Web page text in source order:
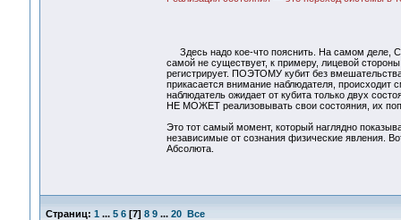
Здесь надо кое-что пояснить. На самом деле,
самой не существует, к примеру, лицевой
регистрирует. ПОЭТОМУ кубит без
прикасается внимание наблюдателя, происходит
наблюдатель ожидает от кубита только двух
НЕ МОЖЕТ реализовывать свои состояния, их
Это тот самый момент, который наглядно
независимые от сознания физические явления.
Абсолюта.
Страниц: 1 ... 5 6[7] 8 9 ... 20 Все